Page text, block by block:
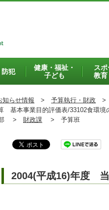
防犯
健康・福祉・
子ども
スポ
教育
知らせ情報 > 予算執行・財政 >
基本事業目的評価表/33102食環境
> 財政課 > 予算班
2004(平成16)年度